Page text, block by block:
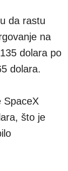
da rastu
na
dolara po
dolara.
SpaceX
što je